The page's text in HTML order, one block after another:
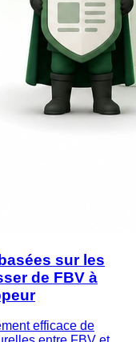
sur les
de FBV à
efficace de